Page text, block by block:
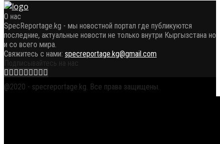
О нас
SpecReportage.kg - мы новостной портал где публикуются
последние, актуальные новости не только внутри Кыргызстана но
и со всего мира.
Свяжитесь с нами: specreportage.kg@gmail.com
Подписывайтесь на нас
Facebook
Twitter
Instagram
Youtube
Email
VkTelegram
Whatsapp
@2020 - specreportage.kg. Все права защищены.